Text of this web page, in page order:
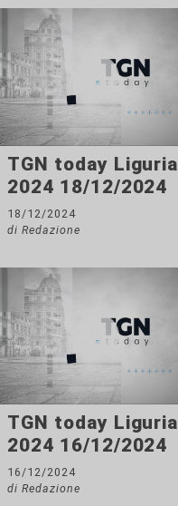
TGN today Liguria
2024 18/12/2024
18/12/2024
di Redazione
TGN today Liguria
2024 16/12/2024
16/12/2024
di Redazione